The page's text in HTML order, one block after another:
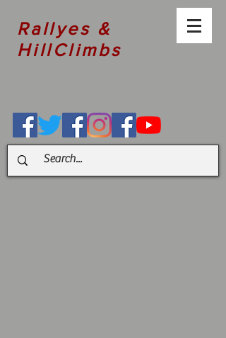
Rallyes &
HillClimbs